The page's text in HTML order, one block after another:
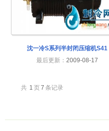
沈一冷S系列半封闭压缩机S41
最后更新： 2009-08-17
共 1 页7 条记录